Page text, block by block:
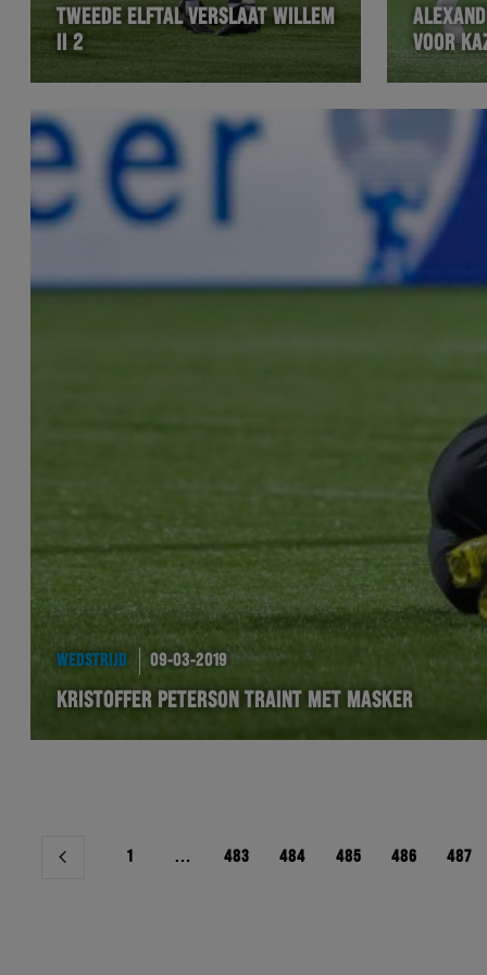
TWEEDE ELFTAL VERSLAAT WILLEM
II 2
VOOR
WEDSTRIJD 09-03-2019
KRISTOFFER PETERSON TRAINT MET MASKER
Berichtnavigatie
1 … 483 484 485 486 487